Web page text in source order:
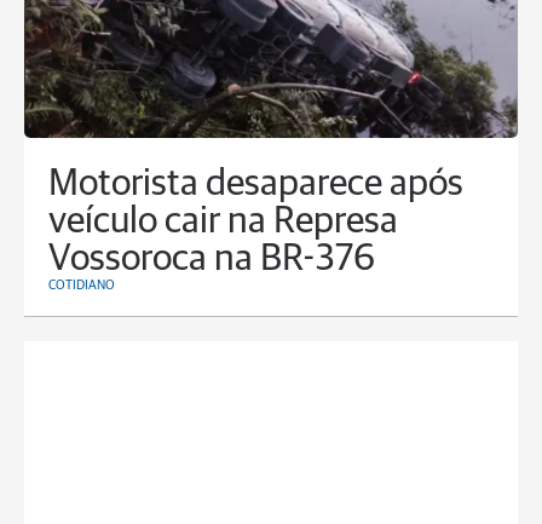
Motorista desaparece após
veículo cair na Represa
Vossoroca na BR-376
COTIDIANO